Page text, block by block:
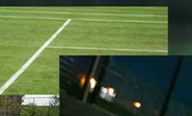
Politikası (“Politika”), tüm web sitesi ziyaretçilerimize ve
hangi koşullarda kullanıldığını açıklamaktadır.
bilgisayarınız ya da mobil cihazınız üzerinden ziyaret
cihazınıza veya ağ sunucusuna depolanan küçük
ziyaret ettiğiniz internet sitesini kullanmanız sırasında
sunmak, sunulan hizmetleri geliştirmek ve
ve bir internet sitesinde gezinirken kullanım kolaylığına
tercih etmezseniz tarayıcınızın ayarlarından
Ancak bunun internet sitemizi kullanımınızı
isteriz. Tarayıcınızdan Çerez ayarlarınızı
kabul ettiğinizi varsayacağız.